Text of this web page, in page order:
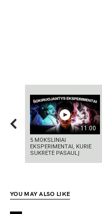
11:00
5 MOKSLINIAI
EKSPERIMENTAI, KURIE
SUKRĖTĖ PASAULĮ
YOU MAY ALSO LIKE